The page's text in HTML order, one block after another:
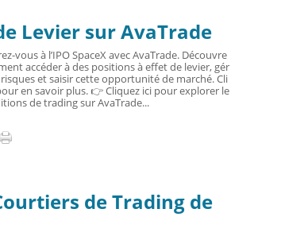
Levier sur AvaTrade
vous à l’IPO SpaceX avec AvaTrade. Découvre
accéder à des positions à effet de levier, gér
et saisir cette opportunité de marché. Cli
en savoir plus. 👉 Cliquez ici pour explorer le
de trading sur AvaTrade...
de Trading de